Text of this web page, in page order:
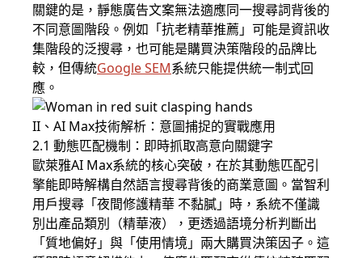
關鍵的是，靜態廣告文案無法適應同一搜尋詞背後的
不同意圖階段。例如「抗老精華推薦」可能是資訊收
集階段的泛搜尋，也可能是購買決策階段的品牌比
較，但傳統Google SEM系統只能提供統一制式回
應。
II、AI Max技術解析：意圖捕捉的實戰應用
2.1 動態匹配機制：即時抓取高意向關鍵字
歐萊雅AI Max系統的核心突破，在於其動態匹配引
擎能即時解構自然語言搜尋背後的商業意圖。當智利
用戶搜尋「夜間修護精華 不黏膩」時，系統不僅識
別出產品類別（精華液），更透過語境分析判斷出
「質地偏好」與「使用情境」兩大購買決策因子。這